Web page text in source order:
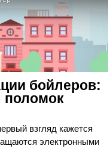
бойлеров:
взгляд кажется
электронными